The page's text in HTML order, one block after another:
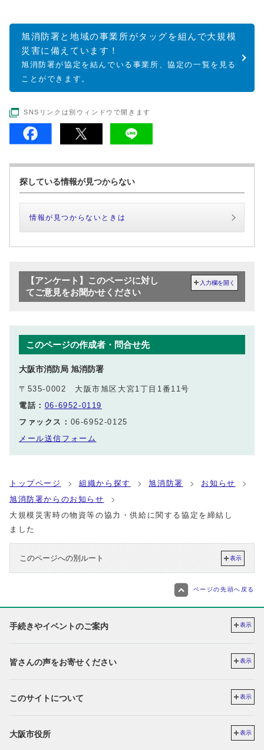
旭消防署と地域の事業所がタッグを組んで大規模
災害に備えています！
旭消防署が協定を結んでいる事業所、協定の一覧を見る
ことができます。
SNSリンクは別ウィンドウで開きます
探している情報が見つからない
情報が見つからないときは
【アンケート】このページに対し
てご意見をお聞かせください
入力欄を開く
このページの作成者・問合せ先
大阪市消防局 旭消防署
〒535-0002 大阪市旭区大宮1丁目1番11号
電話： 06-6952-0119
ファックス： 06-6952-0125
メール送信フォーム
トップページ 組織から探す 旭消防署
お知らせ
旭消防署からのお知らせ
大規模災害時の物資等の協力・供給に関する協定を締結し
ました
このページへの別ルート 表示
ページの先頭へ戻る
手続きやイベントのご案内 表示
皆さんの声をお寄せください 表示
このサイトについて 表示
大阪市役所 表示